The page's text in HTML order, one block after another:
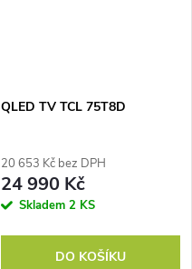
QLED TV TCL 75T8D
20 653 Kč bez DPH
24 990 Kč
Skladem 2 KS
DO KOŠÍKU